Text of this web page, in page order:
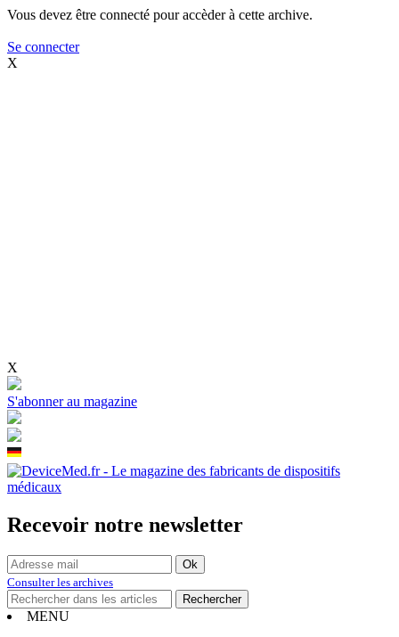
Vous devez être connecté pour accèder à cette archive.
Se connecter
X
X
S'abonner au magazine
Recevoir notre newsletter
Consulter les archives
MENU